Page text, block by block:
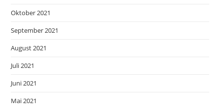
Oktober 2021
September 2021
August 2021
Juli 2021
Juni 2021
Mai 2021